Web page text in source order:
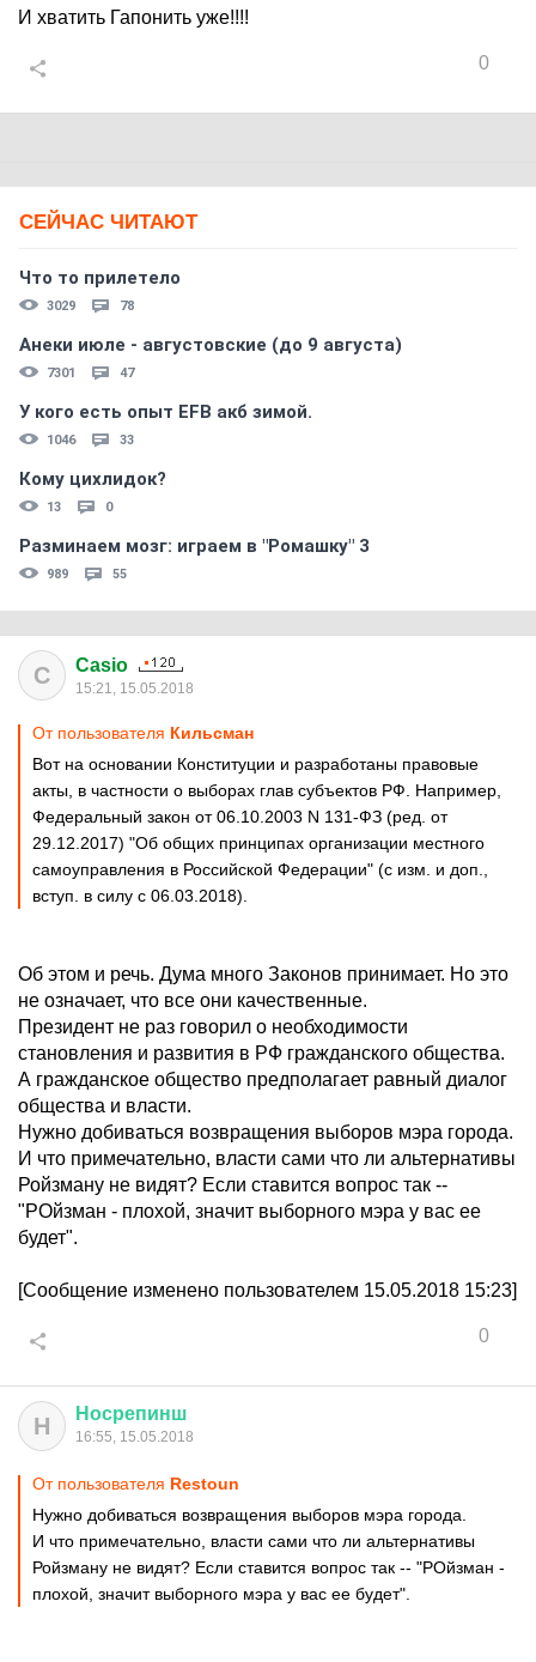
И хватить Гапонить уже!!!!
0
СЕЙЧАС ЧИТАЮТ
Что то прилетело
3029 78
Анеки июле - августовские (до 9 августа)
7301 47
У кого есть опыт EFB акб зимой.
1046 33
Кому цихлидок?
13 0
Разминаем мозг: играем в "Ромашку" 3
989 55
C Casio
15:21, 15.05.2018
От пользователя Кильсман
Вот на основании Конституции и разработаны правовые
акты, в частности о выборах глав субъектов РФ. Например,
Федеральный закон от 06.10.2003 N 131-ФЗ (ред. от
29.12.2017) "Об общих принципах организации местного
самоуправления в Российской Федерации" (с изм. и доп.,
вступ. в силу с 06.03.2018).
Об этом и речь. Дума много Законов принимает. Но это
не означает, что все они качественные.
Президент не раз говорил о необходимости
становления и развития в РФ гражданского общества.
А гражданское общество предполагает равный диалог
общества и власти.
Нужно добиваться возвращения выборов мэра города.
И что примечательно, власти сами что ли альтернативы
Ройзману не видят? Если ставится вопрос так --
"РОйзман - плохой, значит выборного мэра у вас ее
будет".
[Сообщение изменено пользователем 15.05.2018 15:23]
0
Н Носрепинш
16:55, 15.05.2018
От пользователя Restoun
Нужно добиваться возвращения выборов мэра города.
И что примечательно, власти сами что ли альтернативы
Ройзману не видят? Если ставится вопрос так -- "РОйзман -
плохой, значит выборного мэра у вас ее будет".